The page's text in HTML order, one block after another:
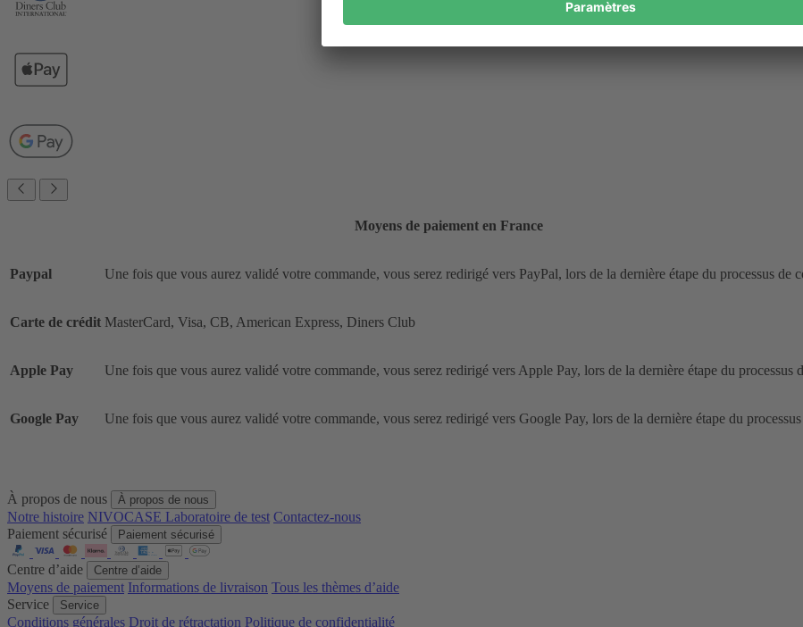
Moyens de paiement en France
Paypal Une fois que vous aurez validé votre commande, vous serez redirigé vers PayPal, lors de la dernière étape du processus de
Carte de crédit MasterCard, Visa, CB, American Express, Diners Club
Apple Pay Une fois que vous aurez validé votre commande, vous serez redirigé vers Apple Pay, lors de la dernière étape du processus
Google Pay Une fois que vous aurez validé votre commande, vous serez redirigé vers Google Pay, lors de la dernière étape du
À propos de nous À propos de nous
Notre histoire NIVOCASE Laboratoire de test Contactez-nous
Paiement sécurisé
Paiement sécurisé
Centre d’aide Centre d’aide
Moyens de paiement Informations de livraison Tous les thèmes d’aide
Service
Service
Conditions générales Droit de rétractation Politique de confidentialité